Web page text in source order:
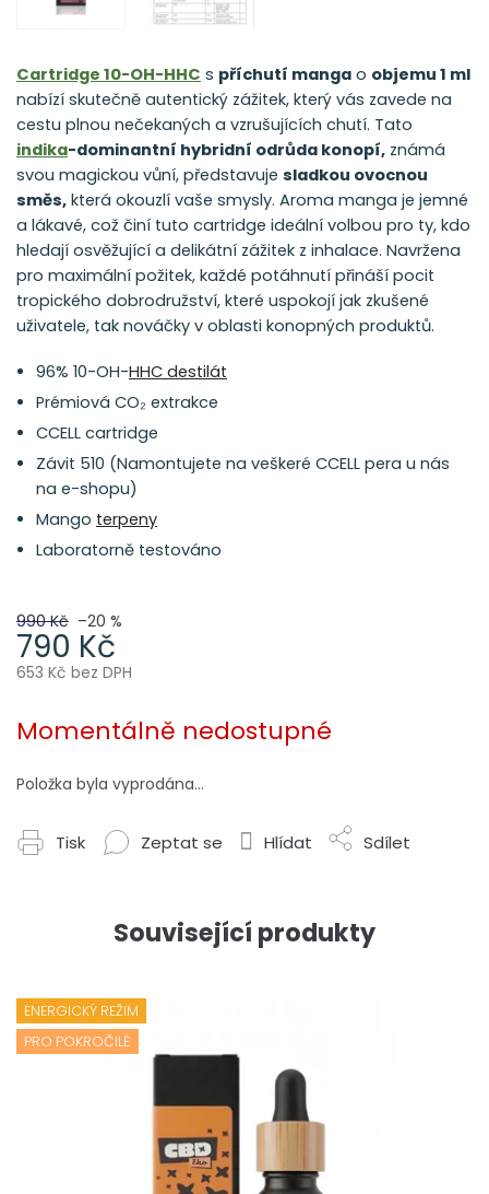
990 Kč –20 %
790 Kč
653 Kč bez DPH
cena:
Momentálně nedostupné
Položka byla vyprodána…
Cartridge 10-OH-HHC s příchutí manga o objemu 1 ml
nabízí skutečně autentický zážitek, který vás zavede na
cestu plnou nečekaných a vzrušujících chutí. Tato
indika-dominantní hybridní odrůda konopí, známá
svou magickou vůní, představuje sladkou ovocnou
směs, která okouzlí vaše smysly. Aroma manga je jemné
a lákavé, což činí tuto cartridge ideální volbou pro ty, kdo
hledají osvěžující a delikátní zážitek z inhalace. Navržena
pro maximální požitek, každé potáhnutí přináší pocit
tropického dobrodružství, které uspokojí jak zkušené
uživatele, tak nováčky v oblasti konopných produktů.
96% 10-OH-HHC destilát
Prémiová CO₂ extrakce
CCELL cartridge
Závit 510 (Namontujete na veškeré CCELL pera u nás
na e-shopu)
Mango terpeny
Laboratorně testováno
Tisk Zeptat se Hlídat Sdílet
Související produkty
ENERGICKÝ REŽIM
PRO POKROČILÉ